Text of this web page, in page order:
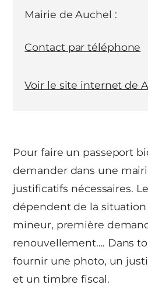
Pour faire un passeport
demander dans une
justificatifs nécessaires.
dépendent de la situation
mineur, première
renouvellement…. Dans
fournir une photo, un
et un timbre fiscal.
Mairie de Auchel :
Contact par téléphone
Voir le site internet de